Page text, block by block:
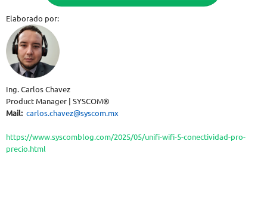
Elaborado por:
Ing. Carlos Chavez
Product Manager | SYSCOM®
Mail: carlos.chavez@syscom.mx
https://www.syscomblog.com/2025/05/unifi-wifi-5-conectividad-pro-
precio.html